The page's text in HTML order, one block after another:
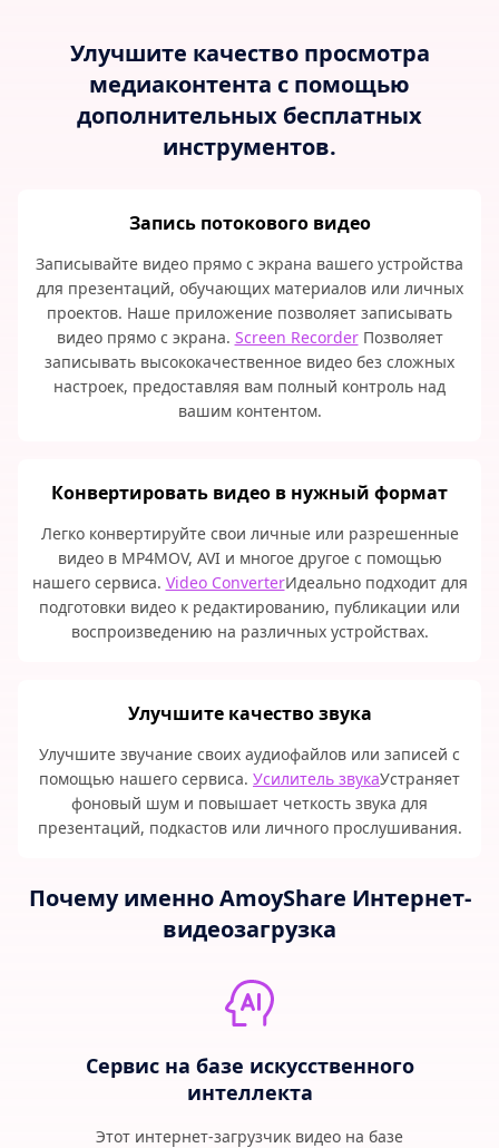
Улучшите качество просмотра
медиаконтента с помощью
дополнительных бесплатных
инструментов.
Запись потокового видео
Записывайте видео прямо с экрана вашего устройства
для презентаций, обучающих материалов или личных
проектов. Наше приложение позволяет записывать
видео прямо с экрана. Screen RecorderПозволяет
записывать высококачественное видео без сложных
настроек, предоставляя вам полный контроль над
вашим контентом.
Конвертировать видео в нужный формат
Легко конвертируйте свои личные или разрешенные
видео в MP4MOV, AVI и многое другое с помощью
нашего сервиса. Video ConverterИдеально подходит для
подготовки видео к редактированию, публикации или
воспроизведению на различных устройствах.
Улучшите качество звука
Улучшите звучание своих аудиофайлов или записей с
помощью нашего сервиса. Усилитель звукаУстраняет
фоновый шум и повышает четкость звука для
презентаций, подкастов или личного прослушивания.
Почему именно AmoyShare Интернет-
видеозагрузка
Сервис на базе искусственного
интеллекта
Этот интернет-загрузчик видео на базе